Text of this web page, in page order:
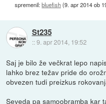
spremenil:bluefish(9. apr 2014 ob
St235
::9. apr 2014, 19:52
Saj je bilo že večkrat lepo
lahko brez težav pride do
obvezen tudi preizkus
Seveda pa samoobramba kar